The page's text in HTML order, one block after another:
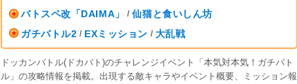
バトスペ改「DAIMA」
/ 仙猫と食いしん坊
ガチバトル2 / EXミッション / 大乱戦
ドッカンバトル(ドカバト)のチャレンジイベント「本気対本気！ガチバト
ル」の攻略情報を掲載。出現する敵キャラやイベント概要、ミッション報